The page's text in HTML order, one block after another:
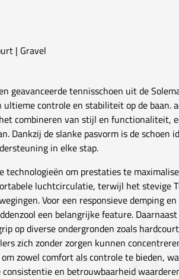
| Gravel
geavanceerde tennisschoen uit de
controle en stabiliteit op de baan.
combineren van stijl en functionaliteit,
Dankzij de slanke pasvorm is de schoen
in elke stap.
technologieën om prestaties te
luchtcirculatie, terwijl het stevige
Voor een responsieve demping en
een belangrijke feature.
op diverse ondergronden zoals
zich zonder zorgen kunnen
zowel comfort als controle te bieden,
en betrouwbaarheid